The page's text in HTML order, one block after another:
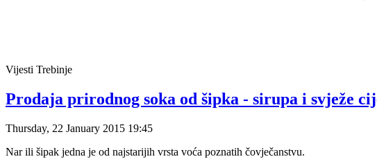
Vijesti Trebinje
Prodaja prirodnog soka od šipka - sirupa i svježe
Thursday, 22 January 2015 19:45
Nar ili šipak jedna je od najstarijih vrsta voća poznatih čovječanstvu.